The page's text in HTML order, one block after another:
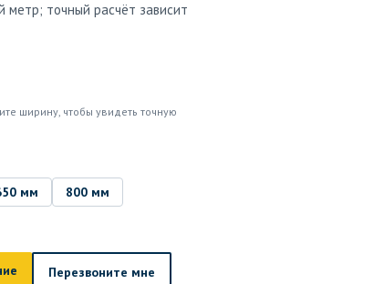
метр; точный расчёт зависит
ширину, чтобы увидеть точную
мм 800 мм
Перезвоните мне